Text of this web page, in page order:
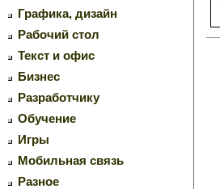
Графика, дизайн
Рабочий стол
Текст и офис
Бизнес
Разработчику
Обучение
Игры
Мобильная связь
Разное